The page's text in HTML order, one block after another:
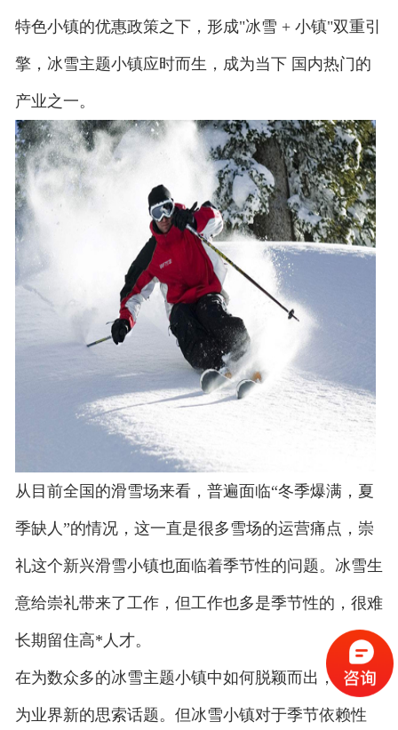
特色小镇的优惠政策之下，形成"冰雪 + 小镇"双重引
擎，冰雪主题小镇应时而生，成为当下 国内热门的
产业之一。
从目前全国的滑雪场来看，普遍面临“冬季爆满，夏
季缺人”的情况，这一直是很多雪场的运营痛点，崇
礼这个新兴滑雪小镇也面临着季节性的问题。冰雪生
意给崇礼带来了工作，但工作也多是季节性的，很难
长期留住高*人才。
在为数众多的冰雪主题小镇中如何脱颖而出，正在成
为业界新的思索话题。但冰雪小镇对于季节依赖性